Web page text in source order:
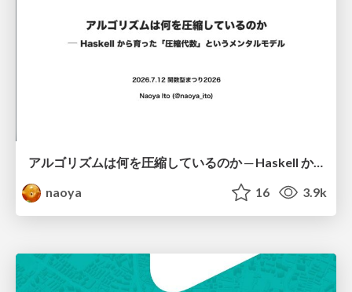
アルゴリズムは何を圧縮しているのか ─ Haskell から育った「圧縮代数」というメンタルモデル
naoya
16 3.9k